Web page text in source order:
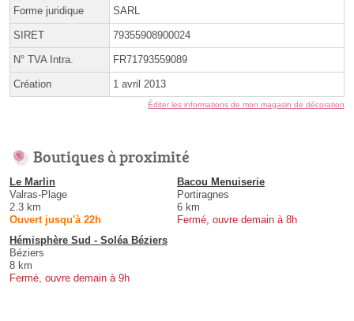
Forme juridique SARL
SIRET 79355908900024
N° TVA Intra. FR71793559089
Création 1 avril 2013
Éditer les informations de mon magasin de décoration
Boutiques à proximité
Le Marlin
Valras-Plage
2.3 km
Ouvert jusqu'à 22h
Bacou Menuiserie
Portiragnes
6 km
Fermé, ouvre demain à 8h
Hémisphère Sud - Soléa Béziers
Béziers
8 km
Fermé, ouvre demain à 9h